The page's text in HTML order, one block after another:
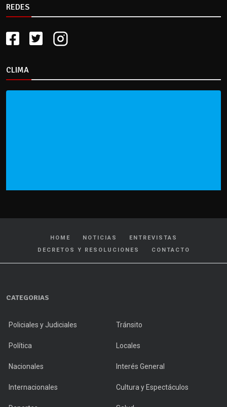
REDES
CLIMA
HOME NOTICIAS
ENTREVISTAS
DECRETOS Y RESOLUCIONES
CONTACTO
CATEGORIAS
Policiales y Judiciales Tránsito
Política Locales
Nacionales Interés General
Internacionales Cultura y Espectáculos